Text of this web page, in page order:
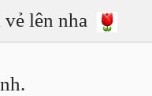
lên nha